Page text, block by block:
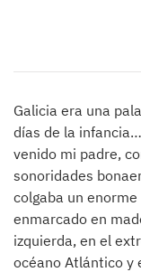
Galicia era una
días de la
venido mi padre,
sonoridades
colgaba un
enmarcado en
izquierda, en el
océano Atlántico y